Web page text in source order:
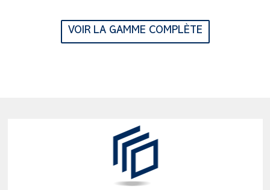
VOIR LA GAMME COMPLÈTE